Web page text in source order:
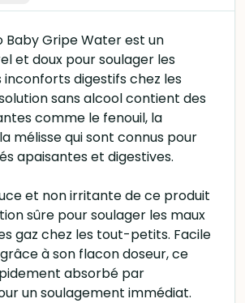
Baby Gripe Water est un
et doux pour soulager les
inconforts digestifs chez les
sans alcool contient des
comme le fenouil, la
mélisse qui sont connus pour
apaisantes et digestives.
et non irritante de ce produit
sûre pour soulager les maux
gaz chez les tout-petits. Facile
à son flacon doseur, ce
absorbé par
un soulagement immédiat.